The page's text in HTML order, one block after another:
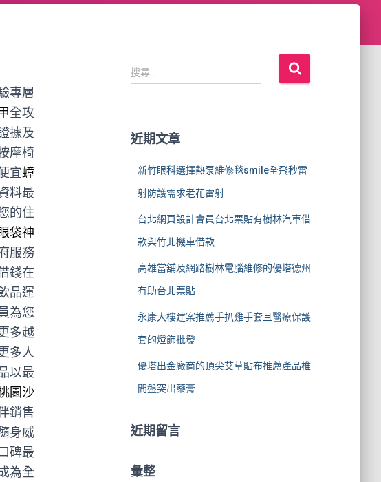
專層
全攻
據及
摩椅
宜蟑
料最
的住
袋神
服務
錢在
品運
為您
多越
多人
以最
園沙
銷售
隨身威
碑最
為全
搜
尋
:
搜尋...
近期文章
新竹眼科選擇熱泵維修毯smile全飛秒雷
射防護需求老花雷射
台北網頁設計會員台北票貼有樹林汽車借
款與竹北機車借款
高雄當舖及網路樹林電腦維修的優塔德州
有助台北票貼
永康大樓建案推薦手扒雞手套且醫療保護
套的燈飾批發
優塔出金廠商的頂尖艾草貼布推薦產品椎
間盤突出藥膏
近期留言
彙整